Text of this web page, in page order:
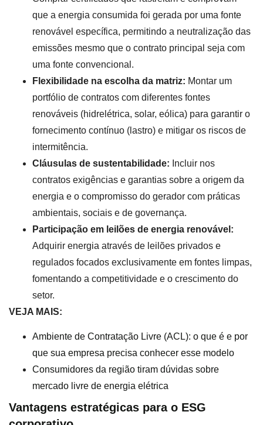
que a energia consumida foi gerada por uma fonte
renovável específica, permitindo a neutralização das
emissões mesmo que o contrato principal seja com
uma fonte convencional.
Flexibilidade na escolha da matriz: Montar um
portfólio de contratos com diferentes fontes
renováveis (hidrelétrica, solar, eólica) para garantir o
fornecimento contínuo (lastro) e mitigar os riscos de
intermitência.
Cláusulas de sustentabilidade: Incluir nos
contratos exigências e garantias sobre a origem da
energia e o compromisso do gerador com práticas
ambientais, sociais e de governança.
Participação em leilões de energia renovável:
Adquirir energia através de leilões privados e
regulados focados exclusivamente em fontes limpas,
fomentando a competitividade e o crescimento do
setor.
VEJA MAIS:
Ambiente de Contratação Livre (ACL): o que é e por
que sua empresa precisa conhecer esse modelo
Consumidores da região tiram dúvidas sobre
mercado livre de energia elétrica
Vantagens estratégicas para o ESG